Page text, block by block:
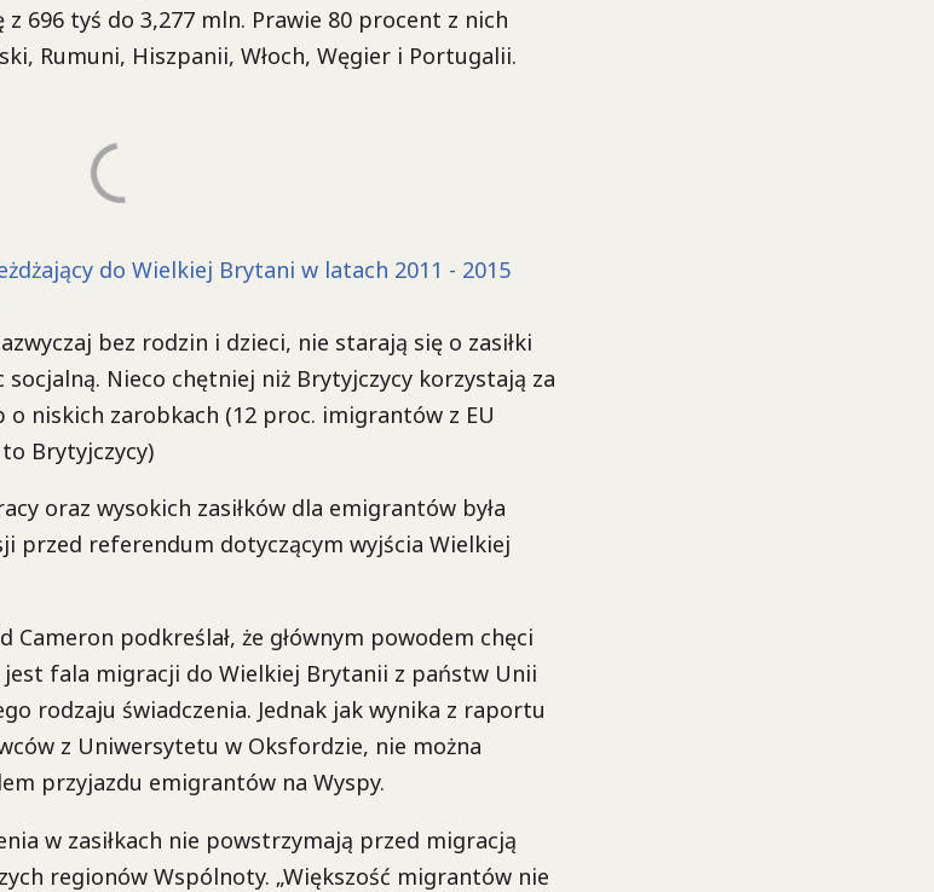
696 tyś do 3,277 mln. Prawie 80 procent z nich
Rumuni, Hiszpanii, Włoch, Węgier i Portugalii.
do Wielkiej Brytani w latach 2011 - 2015
bez rodzin i dzieci, nie starają się o zasiłki
Nieco chętniej niż Brytyjczycy korzystają za
niskich zarobkach (12 proc. imigrantów z EU
Brytyjczycy)
oraz wysokich zasiłków dla emigrantów była
przed referendum dotyczącym wyjścia Wielkiej
podkreślał, że głównym powodem chęci
fala migracji do Wielkiej Brytanii z państw Unii
rodzaju świadczenia. Jednak jak wynika z raportu
z Uniwersytetu w Oksfordzie, nie można
przyjazdu emigrantów na Wyspy.
w zasiłkach nie powstrzymają przed migracją
regionów Wspólnoty. „Większość migrantów nie